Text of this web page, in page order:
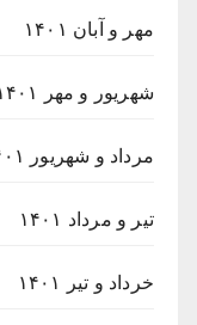
مهر و آبان ۱۴۰۱
شهریور و مهر ۱۴۰۱
مرداد و شهریور ۱۴۰۱
تیر و مرداد ۱۴۰۱
خرداد و تیر ۱۴۰۱